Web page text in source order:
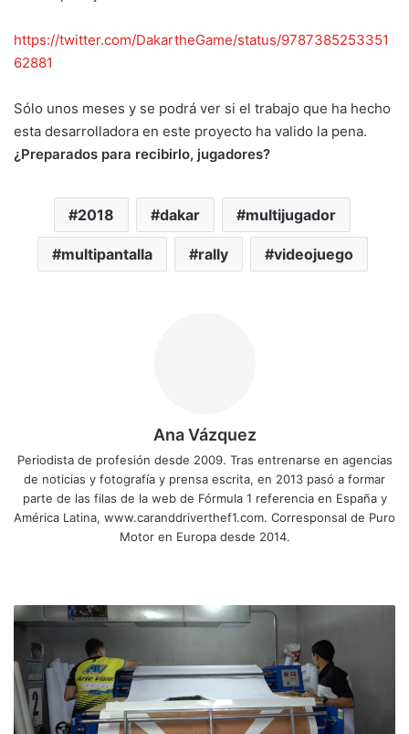
https://twitter.com/DakartheGame/status/9787385253351
62881
Sólo unos meses y se podrá ver si el trabajo que ha hecho
esta desarrolladora en este proyecto ha valido la pena.
¿Preparados para recibirlo, jugadores?
2018 dakar multijugador
multipantalla rally videojuego
Ana Vázquez
Periodista de profesión desde 2009. Tras entrenarse en agencias
de noticias y fotografía y prensa escrita, en 2013 pasó a formar
parte de las filas de la web de Fórmula 1 referencia en España y
América Latina, www.caranddriverthef1.com. Corresponsal de Puro
Motor en Europa desde 2014.
we
b
bo
ok
ub
ra
m
T
d
o
p